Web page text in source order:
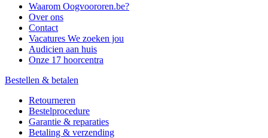
Waarom Oogvoororen.be?
Over ons
Contact
Vacatures We zoeken jou
Audicien aan huis
Onze 17 hoorcentra
Bestellen & betalen
Retourneren
Bestelprocedure
Garantie & reparaties
Betaling & verzending